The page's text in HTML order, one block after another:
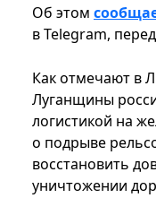
Об этом
в Telegram,
Как отмечают в
Луганщины
логистикой на
о подрыве
восстановить
уничтожении